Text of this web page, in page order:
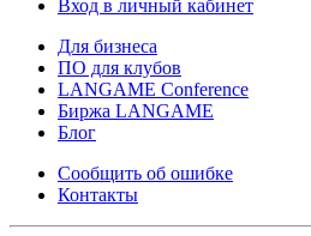
Вход в личный кабинет
Для бизнеса
ПО для клубов
LANGAME Conference
Биржа LANGAME
Блог
Сообщить об ошибке
Контакты